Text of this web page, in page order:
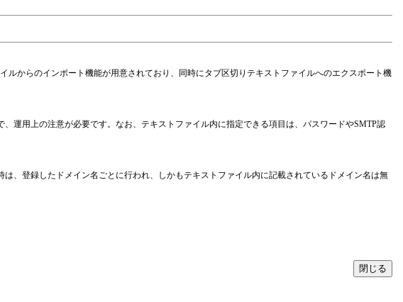
からのインポート機能が用意されており、同時にタブ区切りテキストファイルへのエクスポート機
運用上の注意が必要です。なお、テキストファイル内に指定できる項目は、パスワードやSMTP認
、登録したドメイン名ごとに行われ、しかもテキストファイル内に記載されているドメイン名は無